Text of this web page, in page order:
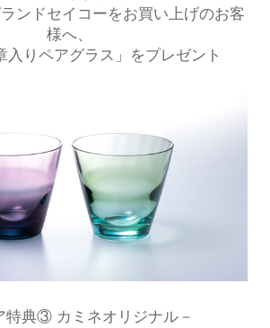
ンドセイコーをお買い上げのお客
様へ、
入りペアグラス」をプレゼント
特典③ カミネオリジナル－